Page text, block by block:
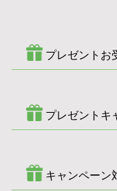
プレゼントお
プレゼントキ
キャンペーン